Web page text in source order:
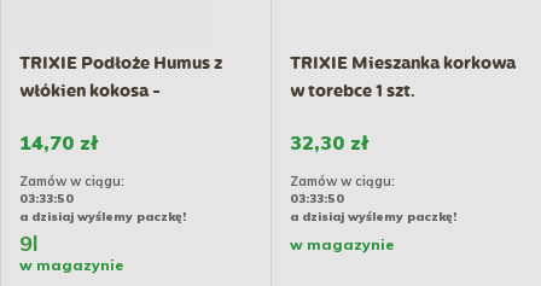
TRIXIE Podłoże Humus z
włókien kokosa -
14,70 zł
Zamów w ciągu:
03:33:50
a dzisiaj wyślemy paczkę!
9l
w magazynie
TRIXIE Mieszanka korkowa
w torebce 1 szt.
32,30 zł
Zamów w ciągu:
03:33:50
a dzisiaj wyślemy paczkę!
w magazynie